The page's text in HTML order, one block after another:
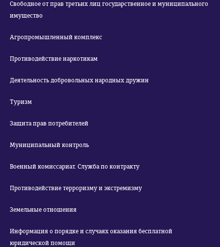
Свободное от прав третьих лиц государственное и муниципального
имущество
Агропромышленный комплекс
Противодействие наркотикам
Деятельность добровольных народных дружин
Туризм
Защита прав потребителей
Муниципальный контроль
Военный комиссариат. Служба по контракту
Противодействие терроризму и экстремизму
Земельные отношения
Информация о порядке и случаях оказания бесплатной
юридической помощи